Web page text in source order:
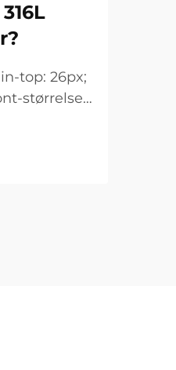
top: 26px;
størrelse:
content